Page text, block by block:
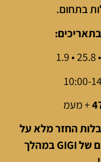
בתחום.
+ מעמ
החזר מלא על
הסכום במוצרים איכותיים של GIGI במהלך